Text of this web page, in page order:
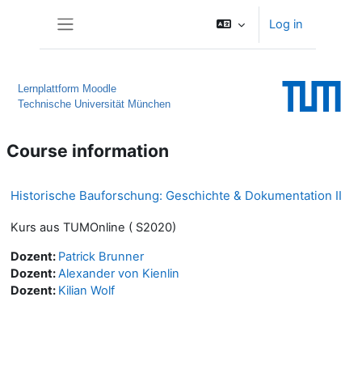
Log in
Lernplattform Moodle
Technische Universität München
Course information
Historische Bauforschung: Geschichte & Dokumentation II
Kurs aus TUMOnline ( S2020)
Dozent: Patrick Brunner
Dozent:Alexander von Kienlin
Dozent: Kilian Wolf